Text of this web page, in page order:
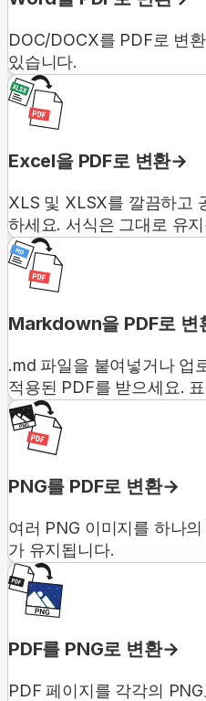
DOC/DOCX를 PDF로 변
있습니다.
Excel을 PDF로 변환
XLS 및 XLSX를 깔끔하고
하세요. 서식은 그대로 유
Markdown을 PDF로 변
.md 파일을 붙여넣거나 업
적용된 PDF를 받으세요.
PNG를 PDF로 변환
여러 PNG 이미지를 하나
가 유지됩니다.
PDF를 PNG로 변환
PDF 페이지를 각각의